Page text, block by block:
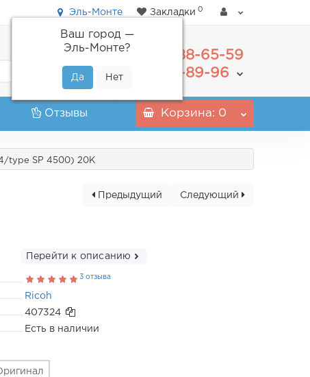
Эль-Монте
Ваш город —
Эль-Монте?
Закладки 0
488-65-59
+7(800) 555-89-96
Отзывы Корзина: 0
type SP 4500) 20K
Следующий
Предыдущий
Перейти к описанию
3 отзыва
Ricoh
407324
Есть в наличии